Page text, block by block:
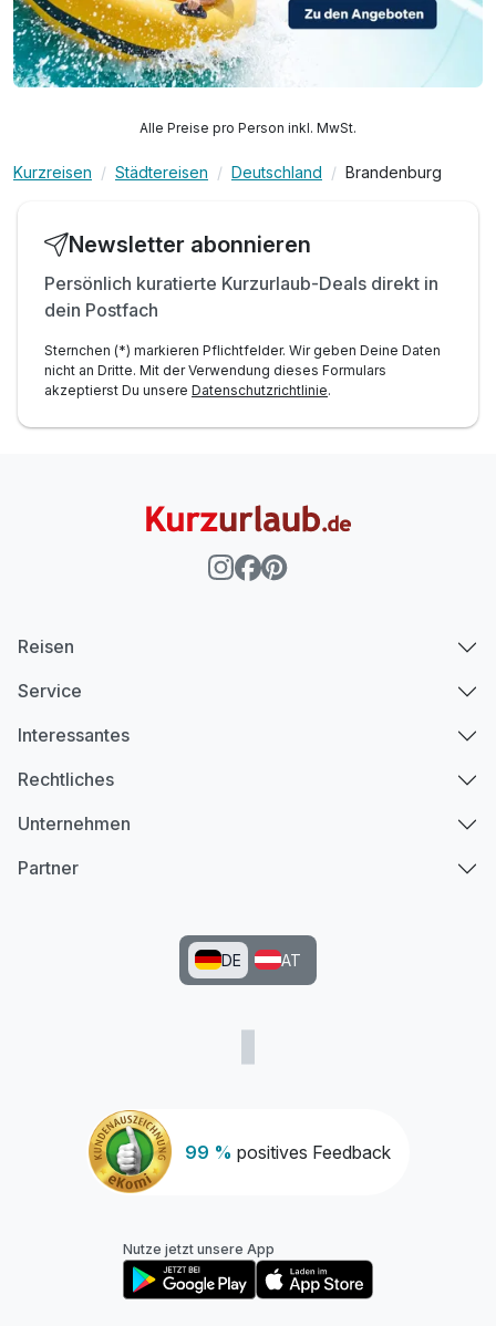
Alle Preise pro Person inkl. MwSt.
Kurzreisen Städtereisen Deutschland Brandenburg
Newsletter abonnieren
Persönlich kuratierte Kurzurlaub-Deals direkt in
dein Postfach
Sternchen (*) markieren Pflichtfelder. Wir geben Deine Daten
nicht an Dritte. Mit der Verwendung dieses Formulars
akzeptierst Du unsere Datenschutzrichtlinie.
99 % positives Feedback
Reisen
Service
Interessantes
Rechtliches
Unternehmen
Partner
DE AT
Nutze jetzt unsere App